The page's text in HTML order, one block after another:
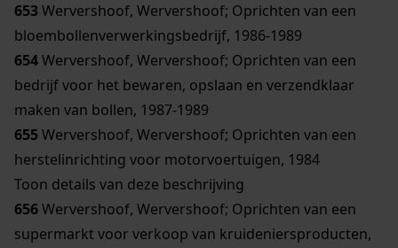
653Wervershoof, Wervershoof; Oprichten van een
bloembollenverwerkingsbedrijf, 1986-1989
654Wervershoof, Wervershoof; Oprichten van een
bedrijf voor het bewaren, opslaan en verzendklaar
maken van bollen, 1987-1989
655Wervershoof, Wervershoof; Oprichten van een
herstelinrichting voor motorvoertuigen, 1984
Toon details van deze beschrijving
656Wervershoof, Wervershoof; Oprichten van een
supermarkt voor verkoop van kruideniersproducten,